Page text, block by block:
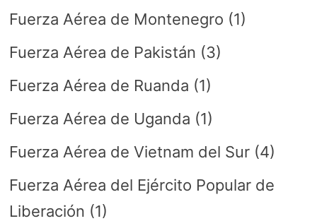
Fuerza Aérea de Montenegro (1)
Fuerza Aérea de Pakistán (3)
Fuerza Aérea de Ruanda (1)
Fuerza Aérea de Uganda (1)
Fuerza Aérea de Vietnam del Sur(4)
Fuerza Aérea del Ejército Popular de
Liberación (1)